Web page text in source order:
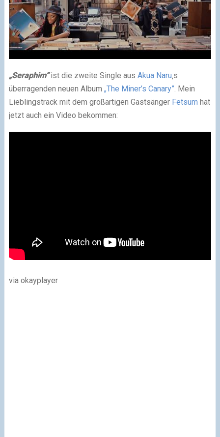
„Seraphim“ist die zweite Single aus Akua Naru‚s
überragenden neuen Album „The Miner’s Canary”. Mein
Lieblingstrack mit dem großartigen Gastsänger Fetsum hat
jetzt auch ein Video bekommen:
via okayplayer